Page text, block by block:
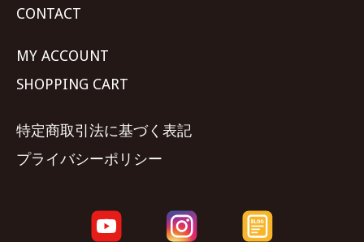
CONTACT
MY ACCOUNT
SHOPPING CART
特定商取引法に基づく表記
プライバシーポリシー